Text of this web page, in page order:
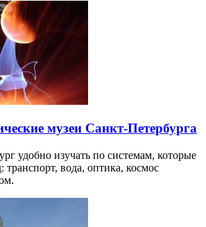
музеи Санкт-Петербурга
удобно изучать по системам, которые
вода, оптика, космос